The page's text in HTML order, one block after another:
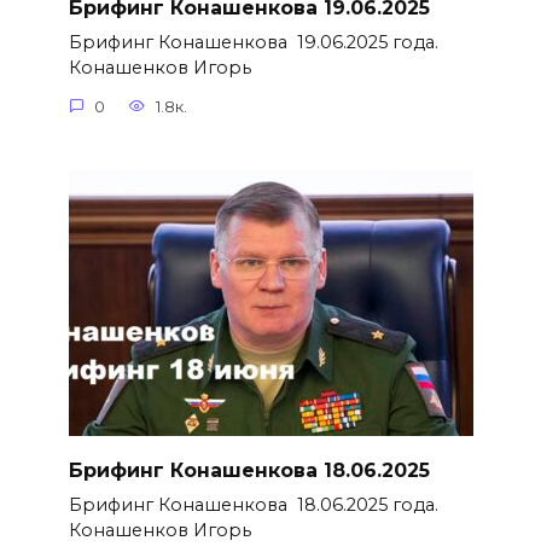
Брифинг Конашенкова 19.06.2025
Брифинг Конашенкова 19.06.2025 года.
Конашенков Игорь
0 1.8к.
Брифинг Конашенкова 18.06.2025
Брифинг Конашенкова 18.06.2025 года.
Конашенков Игорь